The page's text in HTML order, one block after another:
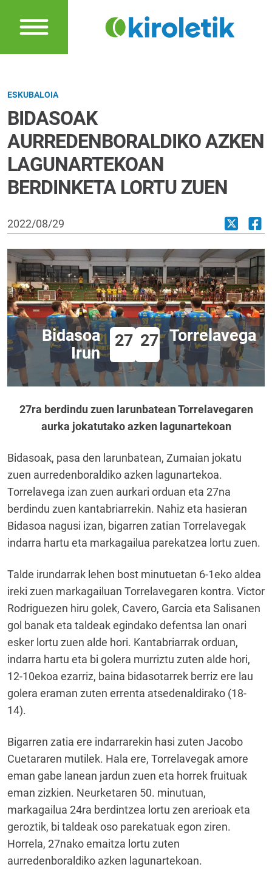
ESKUBALOIA
BIDASOAK
AURREDENBORALDIKO AZKEN
LAGUNARTEKOAN
BERDINKETA LORTU ZUEN
2022/08/29
Bidasoa
Irun
27 27 Torrelavega
27ra berdindu zuen larunbatean Torrelavegaren
aurka jokatutako azken lagunartekoan
Bidasoak, pasa den larunbatean, Zumaian jokatu
zuen aurredenboraldiko azken lagunartekoa.
Torrelavega izan zuen aurkari orduan eta 27na
berdindu zuen kantabriarrekin. Nahiz eta hasieran
Bidasoa nagusi izan, bigarren zatian Torrelavegak
indarra hartu eta markagailua parekatzea lortu zuen.
Talde irundarrak lehen bost minutuetan 6-1eko aldea
ireki zuen markagailuan Torrelavegaren kontra. Victor
Rodriguezen hiru golek, Cavero, Garcia eta Salisanen
gol banak eta taldeak egindako defentsa lan onari
esker lortu zuen alde hori. Kantabriarrak orduan,
indarra hartu eta bi golera murriztu zuten alde hori,
12-10ekoa ezarriz, baina bidasotarrek berriz ere lau
golera eraman zuten errenta atsedenaldirako (18-
14).
Bigarren zatia ere indarrarekin hasi zuten Jacobo
Cuetararen mutilek. Hala ere, Torrelavegak amore
eman gabe lanean jardun zuen eta horrek fruituak
eman zizkien. Neurketaren 50. minutuan,
markagailua 24ra berdintzea lortu zen arerioak eta
geroztik, bi taldeak oso parekatuak egon ziren.
Horrela, 27nako emaitza lortu zuten
aurredenboraldiko azken lagunartekoan.